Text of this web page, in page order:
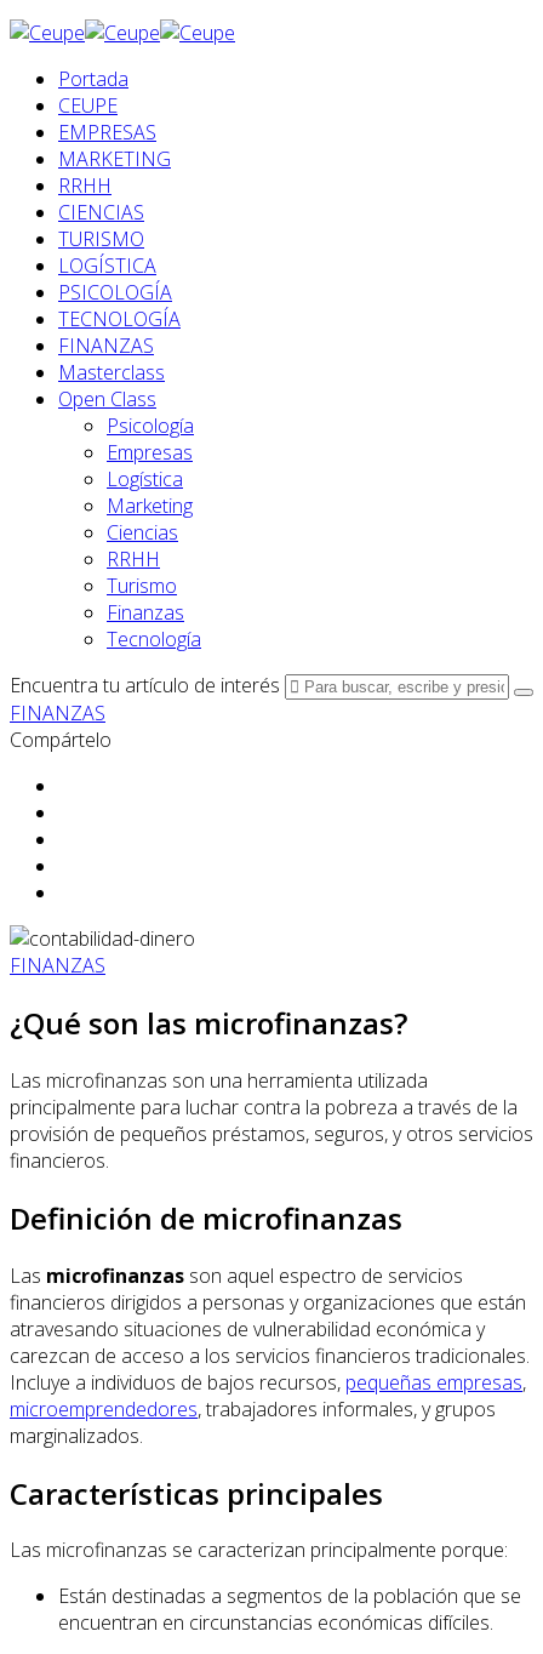
Portada
CEUPE
EMPRESAS
MARKETING
RRHH
CIENCIAS
TURISMO
LOGÍSTICA
PSICOLOGÍA
TECNOLOGÍA
FINANZAS
Masterclass
Open Class
Psicología
Empresas
Logística
Marketing
Ciencias
RRHH
Turismo
Finanzas
Tecnología
Encuentra tu artículo de interés
FINANZAS
Compártelo
FINANZAS
¿Qué son las microfinanzas?
Las microfinanzas son una herramienta utilizada
principalmente para luchar contra la pobreza a través de la
provisión de pequeños préstamos, seguros, y otros servicios
financieros.
Definición de microfinanzas
Las microfinanzas son aquel espectro de servicios
financieros dirigidos a personas y organizaciones que están
atravesando situaciones de vulnerabilidad económica y
carezcan de acceso a los servicios financieros tradicionales.
Incluye a individuos de bajos recursos, pequeñas empresas,
microemprendedores, trabajadores informales, y grupos
marginalizados.
Características principales
Las microfinanzas se caracterizan principalmente porque:
Están destinadas a segmentos de la población que se
encuentran en circunstancias económicas difíciles.